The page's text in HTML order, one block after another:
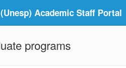
Academic Staff Portal
programs